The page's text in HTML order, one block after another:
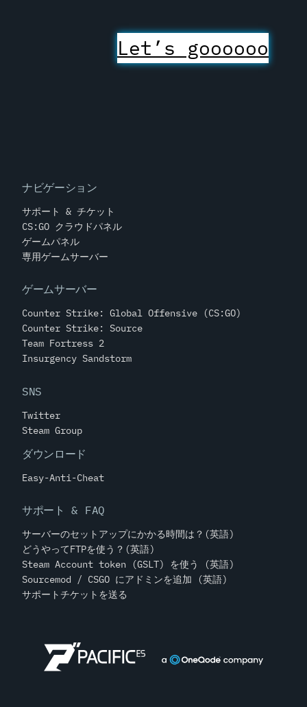
Let’s goooooo
ナビゲーション
サポート & チケット
CS:GO クラウドパネル
ゲームパネル
専用ゲームサーバー
ゲームサーバー
Counter Strike: Global Offensive (CS:GO)
Counter Strike: Source
Team Fortress 2
Insurgency Sandstorm
SNS
Twitter
Steam Group
ダウンロード
Easy-Anti-Cheat
サポート & FAQ
サーバーのセットアップにかかる時間は？(英語)
どうやってFTPを使う？(英語)
Steam Account token (GSLT) を使う (英語)
Sourcemod / CSGO にアドミンを追加 (英語)
サポートチケットを送る